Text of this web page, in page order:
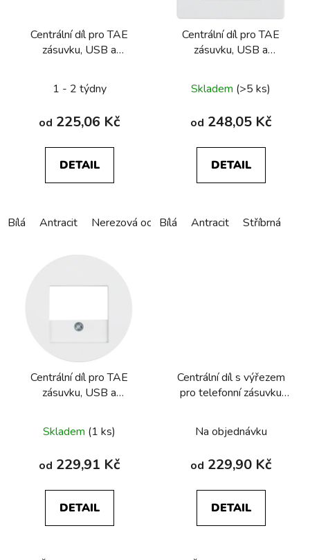
Centrální díl pro TAE
zásuvku, USB a
Berker K.1/K.5
1 - 2 týdny
od 225,06 Kč
DETAIL
Bílá Antracit Nerezová ocel Alu elox
Centrální díl pro TAE
zásuvku, USB a
Berker Q.1/Q.3/Q.7/Q.9
Skladem (>5 ks)
od 248,05 Kč
DETAIL
Bílá Antracit Stříbrná
Centrální díl pro TAE
zásuvku, USB a
Berker R.1/R.3/R.8
Skladem (1 ks)
od 229,91 Kč
DETAIL
Centrální díl s výřezem
pro telefonní zásuvku
Na objednávku
od 229,90 Kč
DETAIL